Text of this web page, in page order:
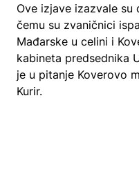
Ove izjave izazvale
čemu su zvaničnici
Mađarske u celini i
kabineta predsednika
je u pitanje Koverovo
Kurir.